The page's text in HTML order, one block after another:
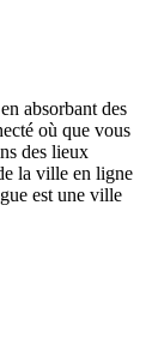
absorbant des
où que vous
des lieux
la ville en ligne
est une ville